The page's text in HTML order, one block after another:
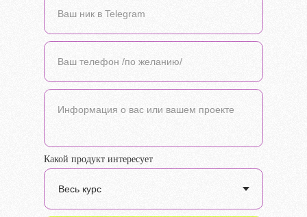
Ваш ник в Telegram
Ваш телефон /по желанию/
Информация о вас или вашем проекте
Какой продукт интересует